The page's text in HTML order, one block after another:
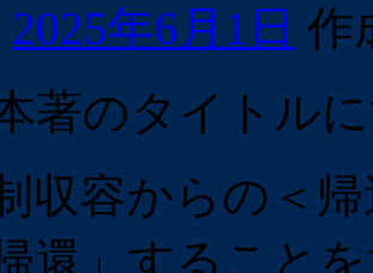
2025年6月1日 作
著のタイトル
収容からの＜
還」すること